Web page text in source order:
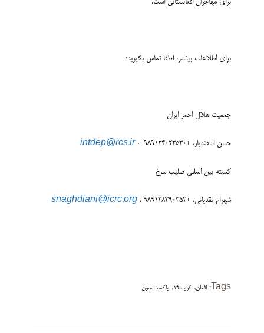
برای مهاجران افغانستانی است.
برای اطلاعات بیشتر، لطفا تماس بگیرید:
جمعیت هلال احمر ایران
حسن اسفندیار، +989124023530 ، intdep@rcs.ir
کمیته بین المللی صلیب سرخ
شهرام نقدیانی، +989128390352 ، snaghdiani@icrc.org
Tags: افغان, کووید19 , واکسیناسیون